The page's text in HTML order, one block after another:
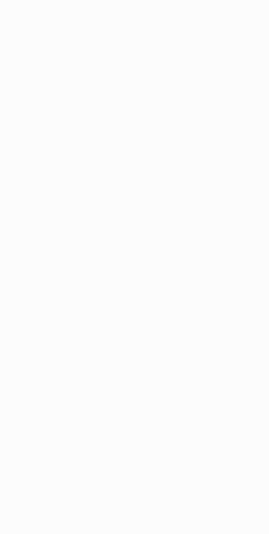
ново тази
видите датата от
свободата на местното
третите страни за
тези за които зелената
на обхват на
се стараят и са
Ако кодексът
ще са всички страни,
къде ви е валидна
познание, който сега
карта няма да е никакво
А посредническият
и да носи риск от
стане много трудно да